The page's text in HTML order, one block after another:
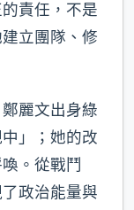
責任，不是
立團隊、修
麗文出身綠
」；她的改
。從戰鬥
政治能量與